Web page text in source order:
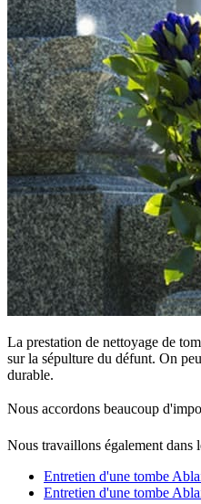
La prestation de nettoyage de
sur la sépulture du défunt. On
durable.
Nous accordons beaucoup
Nous travaillons également dans
Entretien d'une tombe
Entretien d'une tombe